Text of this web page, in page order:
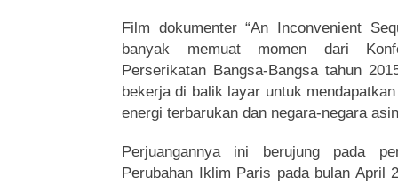
Film dokumenter “An Inconvenient
banyak memuat momen dari
Perserikatan Bangsa-Bangsa tahun
bekerja di balik layar untuk
energi terbarukan dan negara-negara
Perjuangannya ini berujung pada
Perubahan Iklim Paris pada bulan April